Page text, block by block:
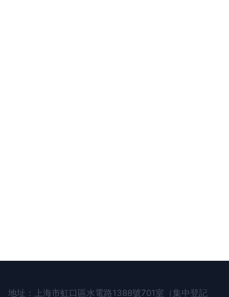
地址：上海市虹口區水電路1388號701室（集中登記